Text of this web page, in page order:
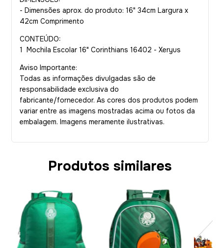
- Dimensões aprox. do produto: 16" 34cm Largura x
42cm Comprimento
CONTEÚDO:
1 Mochila Escolar 16" Corinthians 16402 - Xeryus
Aviso Importante:
Todas as informações divulgadas são de
responsabilidade exclusiva do
fabricante/fornecedor. As cores dos produtos podem
variar entre as imagens mostradas acima ou fotos da
embalagem. Imagens meramente ilustrativas.
Produtos similares